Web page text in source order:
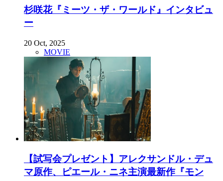
杉咲花『ミーツ・ザ・ワールド』インタビュ
ー
20 Oct, 2025
MOVIE
【試写会プレゼント】アレクサンドル・デュ
マ原作、ピエール・ニネ主演最新作『モン